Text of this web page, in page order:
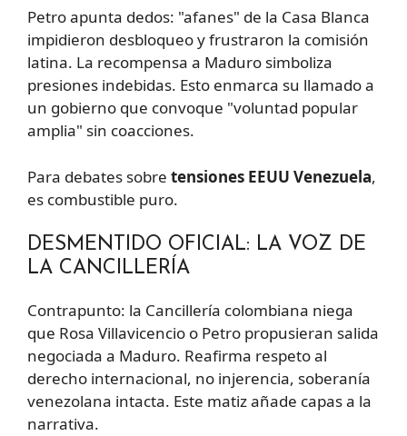
Petro apunta dedos: "afanes" de la Casa Blanca
impidieron desbloqueo y frustraron la comisión
latina. La recompensa a Maduro simboliza
presiones indebidas. Esto enmarca su llamado a
un gobierno que convoque "voluntad popular
amplia" sin coacciones.
Para debates sobre tensiones EEUU Venezuela,
es combustible puro.
DESMENTIDO OFICIAL: LA VOZ DE
LA CANCILLERÍA
Contrapunto: la Cancillería colombiana niega
que Rosa Villavicencio o Petro propusieran salida
negociada a Maduro. Reafirma respeto al
derecho internacional, no injerencia, soberanía
venezolana intacta. Este matiz añade capas a la
narrativa.